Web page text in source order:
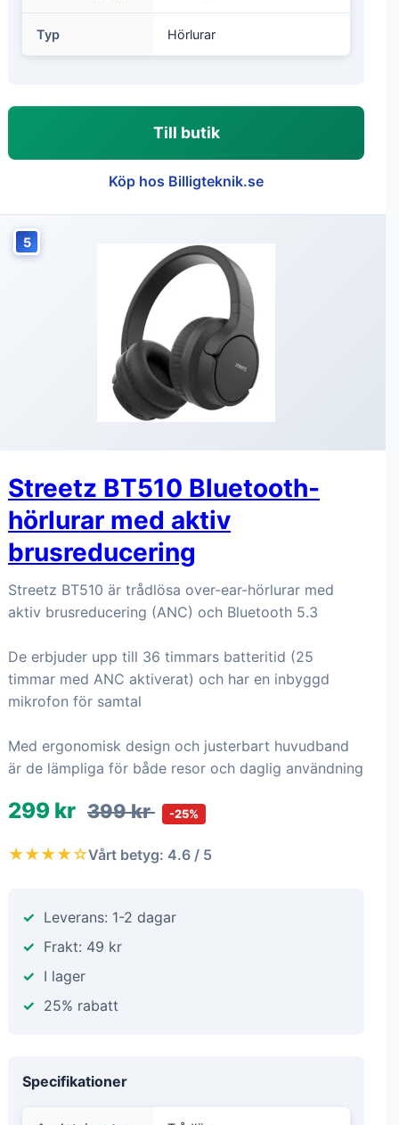
Typ Hörlurar
Till butik
Köp hos Billigteknik.se
5
Streetz BT510 Bluetooth-
hörlurar med aktiv
brusreducering
Streetz BT510 är trådlösa over-ear-hörlurar med
aktiv brusreducering (ANC) och Bluetooth 5.3
De erbjuder upp till 36 timmars batteritid (25
timmar med ANC aktiverat) och har en inbyggd
mikrofon för samtal
Med ergonomisk design och justerbart huvudband
är de lämpliga för både resor och daglig användning
299 kr 399 kr -25%
★★★★☆Vårt betyg: 4.6 / 5
Leverans: 1-2 dagar
Frakt: 49 kr
I lager
25% rabatt
Specifikationer